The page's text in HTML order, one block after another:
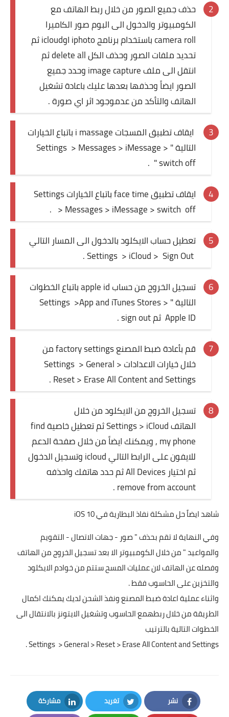
حذف جميع الصور من خلال ربط الهاتف مع
الكومبيوتر والدخول الى البوم صور الكاميرا
camera roll باستخدام برنامج iphoto اوicloud ثم
تحديد ملفات الصور وحذف الكل delete all ثم
انتقل الى ملف image capture وحدد جميع
الصور ايضاً وحذفها بعدها عليك باعادة تشغيل
الهاتف والتأكد من عدموجود اثر اي صورة .
ايقاف تطبيق المسجات i massage باتباع الخيارات
التالية " Settings > Messages > iMessage >
switch off " .
ايقاف تطبيق face time باتباع الخيارات Settings
> Messages > iMessage > switch off .
تعطيل حساب الايكلود بالدخول الى المسار التالي
تسجيل الخروج من حساب apple id باتباع الخطوات
التالية " Settings >App and iTunes Stores >
Apple ID ثم sign out .
قم بأعادة ضبط المصنع factory settings من
خلال خيارات الاعدادات Settings > General >
Reset > Erase All Content and Settings .
تسجيل الخروج من الايكلود من خلال
الهاتف Settings > iCloud ثم تعطيل خاصية find
my phone , ويمكنك ايضاً من خلال صفحة الدعم
للايفون على الرابط التاليicloudوتسجيل الدخول
ثم اختيار All Devices ثم حدد هاتفك واحذفه
remove from account .
شاهد ايضاً حل مشكلة نفاذ البطارية في iOS 10
وفي النهاية لا تقم بحذف " صور - جهات الاتصال - التقويم
والمواعيد " من خلال الكومبيوتر الا بعد تسجيل الخروج من الهاتف
وفصله عن الهاتف لان عمليات المسح ستتم من خوادم الايكلود
والتخزين على الحاسوب فقط .
واثناء عملية اعادة ضبط المصنع ونفذ الشحن لديك يمكنك اكمال
الطريقة من خلال ربطهمع الحاسوب وتشغيل الايتونز بالانتقال الى
الخطوات التالية بالترتيب
Settings > General > Reset > Erase All Content and Settings .
نشر
Facebook
تغريد
Twitter
مشاركة
LinkedIn